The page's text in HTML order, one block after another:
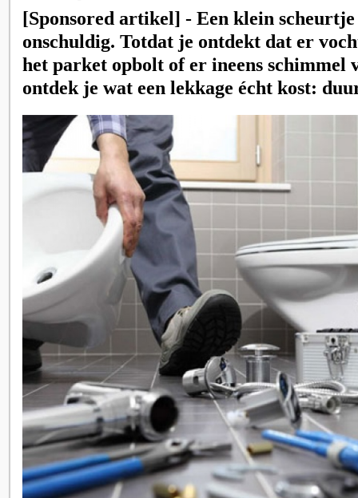
[Sponsored artikel] - Een klein
onschuldig. Totdat je ontdekt dat er
het parket opbolt of er ineens schimmel
ontdek je wat een lekkage écht kost: